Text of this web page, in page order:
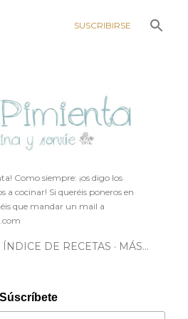
SUSCRIBIRSE
Como siempre: ¡os digo los
a cocinar! Si queréis poneros en
que mandar un mail a
ÍNDICE DE RECETAS MÁS…
Súscríbete